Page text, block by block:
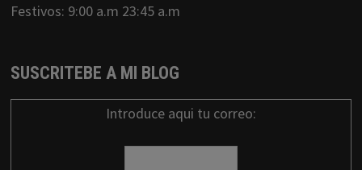
Festivos: 9:00 a.m 23:45 a.m
SUSCRITEBE A MI BLOG
Introduce aqui tu correo: